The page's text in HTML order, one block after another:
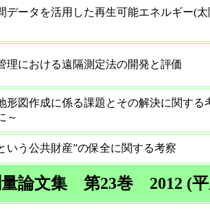
データを活用した再生可能エネルギー(
理における遠隔測定法の開発と評価
形図作成に係る課題とその解決に関する
～
いう公共財産”の保全に関する考察
量論文集 第23巻 2012 (平